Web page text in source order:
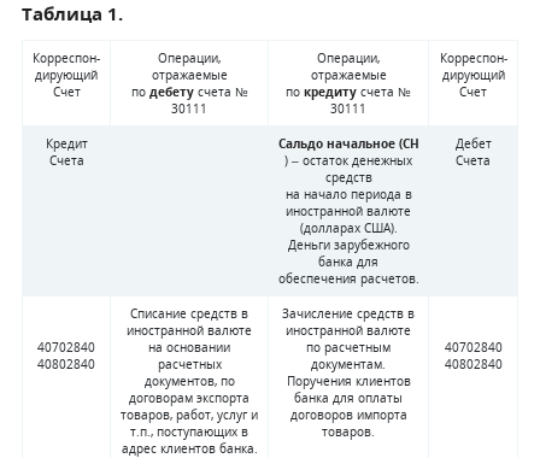
Таблица 1.
Корреспон­
дирующий
Счет
Операции,
отражаемые
по дебетусчета №
30111
Операции,
отражаемые
по кредиту счета №
30111
Корреспон­
дирующий
Счет
Кредит
Счета
Сальдо начальное (СН
) – остаток денежных
средств
на начало периода в
иностранной валюте
(долларах США).
Деньги зарубежного
банка для
обеспечения расчетов.
Дебет
Счета
40702840
40802840
Списание средств в
иностранной валюте
на основании
расчетных
документов, по
договорам экспорта
товаров, работ, услуг и
т.п., поступающих в
адрес клиентов банка.
Зачисление средств в
иностранной валюте
по расчетным
документам.
Поручения клиентов
банка для оплаты
договоров импорта
товаров.
40702840
40802840